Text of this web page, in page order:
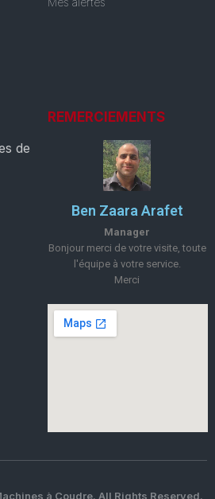
de
REMERCIEMENTS
Ben Zaara Arafet
Manager
Bonjour merci de votre visite, toute
l'équipe à votre service.
Merci
à Coudre. All Rights Reserved.